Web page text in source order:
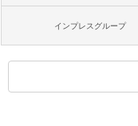
インプレスグループ